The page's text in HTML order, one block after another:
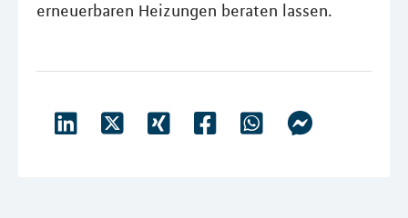
erneuerbaren Heizungen beraten lassen.